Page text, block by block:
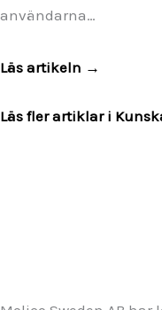
användarna…
Läs artikeln →
Läs fler artiklar i